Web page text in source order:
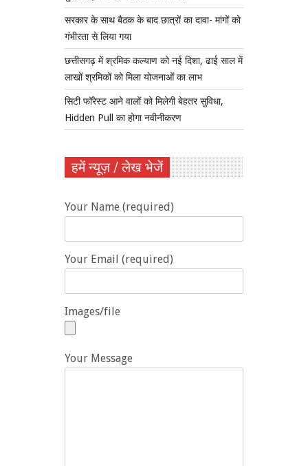
सरकार के साथ बैठक के बाद छात्रों का दावा- मांगों को
गंभीरता से लिया गया
छत्तीसगढ़ में श्रमिक कल्याण को नई दिशा, ढाई साल में
लाखों श्रमिकों को मिला योजनाओं का लाभ
सिटी फॉरेस्ट आने वालों को मिलेगी बेहतर सुविधा,
Hidden Pull का होगा नवीनीकरण
हमें न्यूज़ / लेख भेजें
Your Name (required)
Your Email (required)
Images/file
Your Message